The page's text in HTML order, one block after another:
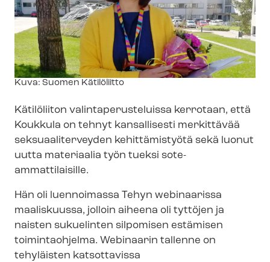
Kuvateksti
Kuva: Suomen Kätilöliitto
Kätilöliiton va­lin­ta­pe­rus­te­luis­sa kerrotaan, että
Koukkula on tehnyt kansallisesti merkittävää
sek­su­aa­li­ter­vey­den kehittämistyötä sekä luonut
uutta materiaalia työn tueksi sote-​
ammattilaisille.
Hän oli luennoimassa Tehyn webinaarissa
maaliskuussa, jolloin aiheena oli tyttöjen ja
naisten sukuelinten silpomisen estämisen
toimintaohjelma. Webinaarin tallenne on
tehyläisten katsottavissa